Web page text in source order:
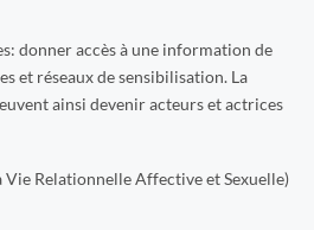
donner accès à une information de
et réseaux de sensibilisation. La
ainsi devenir acteurs et actrices
Vie Relationnelle Affective et Sexuelle)